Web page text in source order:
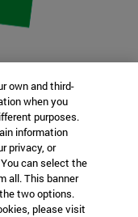
artistas
own and third-
when you
purposes.
information
privacy, or
can select the
all. This banner
two options.
please visit